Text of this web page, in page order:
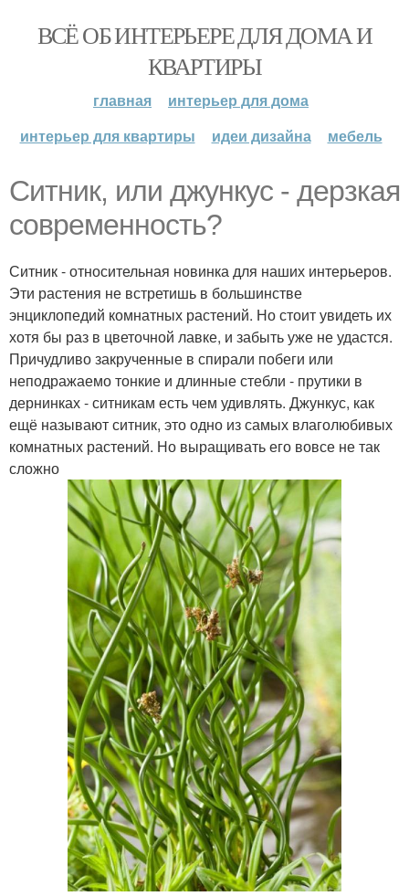
ВСЁ ОБ ИНТЕРЬЕРЕ ДЛЯ ДОМА И
КВАРТИРЫ
главная
интерьер для дома
интерьер для квартиры
идеи дизайна мебель
Ситник, или джункус - дерзкая
современность?
Ситник - относительная новинка для наших интерьеров.
Эти растения не встретишь в большинстве
энциклопедий комнатных растений. Но стоит увидеть их
хотя бы раз в цветочной лавке, и забыть уже не удастся.
Причудливо закрученные в спирали побеги или
неподражаемо тонкие и длинные стебли - прутики в
дернинках - ситникам есть чем удивлять. Джункус, как
ещё называют ситник, это одно из самых влаголюбивых
комнатных растений. Но выращивать его вовсе не так
сложно